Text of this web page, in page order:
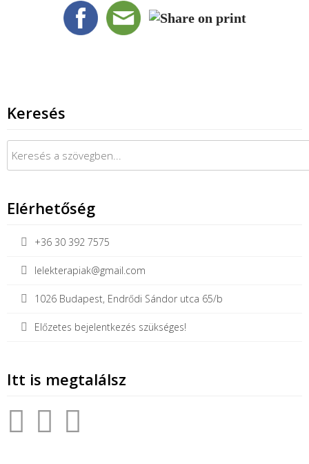
Keresés
Keresés:
Elérhetőség
+36 30 392 7575
lelekterapiak@gmail.com
1026 Budapest, Endrődi Sándor utca 65/b
Előzetes bejelentkezés szükséges!
Itt is megtalálsz